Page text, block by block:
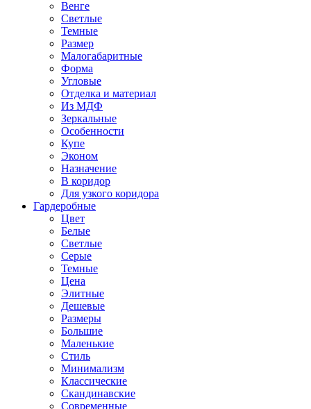
Венге
Светлые
Темные
Размер
Малогабаритные
Форма
Угловые
Отделка и материал
Из МДФ
Зеркальные
Особенности
Купе
Эконом
Назначение
В коридор
Для узкого коридора
Гардеробные
Цвет
Белые
Светлые
Серые
Темные
Цена
Элитные
Дешевые
Размеры
Большие
Маленькие
Стиль
Минимализм
Классические
Скандинавские
Современные